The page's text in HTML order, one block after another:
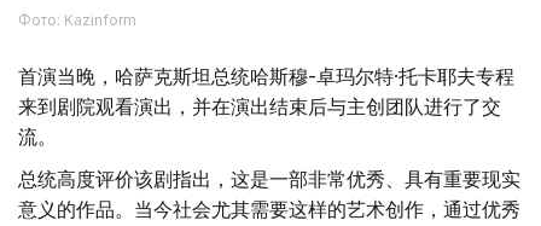
Фото: Kazinform
首演当晚，哈萨克斯坦总统哈斯穆-卓玛尔特·托卡耶夫专程
来到剧院观看演出，并在演出结束后与主创团队进行了交
流。
总统高度评价该剧指出，这是一部非常优秀、具有重要现实
意义的作品。当今社会尤其需要这样的艺术创作，通过优秀